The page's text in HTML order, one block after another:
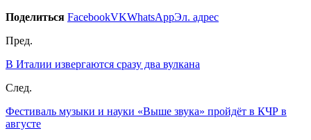
Поделиться FacebookVKWhatsAppЭл. адрес
Пред.
В Италии извергаются сразу два вулкана
След.
Фестиваль музыки и науки «Выше звука» пройдёт в КЧР в
августе